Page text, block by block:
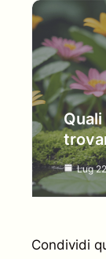
Lug
Condividi